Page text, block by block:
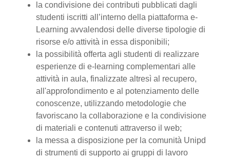
la condivisione dei contributi pubblicati dagli
studenti iscritti all’interno della piattaforma e-
Learning avvalendosi delle diverse tipologie di
risorse e/o attività in essa disponibili;
la possibilità offerta agli studenti di realizzare
esperienze di e-learning complementari alle
attività in aula, finalizzate altresì al recupero,
all'approfondimento e al potenziamento delle
conoscenze, utilizzando metodologie che
favoriscano la collaborazione e la condivisione
di materiali e contenuti attraverso il web;
la messa a disposizione per la comunità Unipd
di strumenti di supporto ai gruppi di lavoro